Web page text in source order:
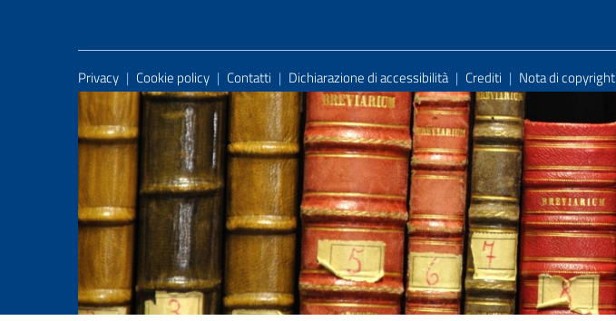
Useful Links Section
Privacy | Cookie policy | Contatti | Dichiarazione di accessibilità | Crediti | Nota di copyright